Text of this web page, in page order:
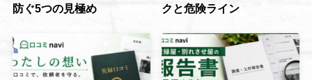
防ぐ5つの見極め
クと危険ライン